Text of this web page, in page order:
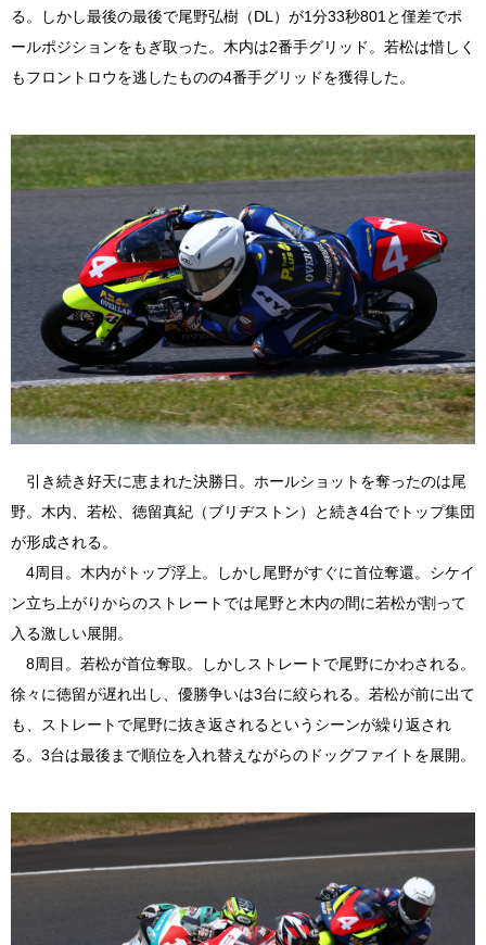
る。しかし最後の最後で尾野弘樹（DL）が1分33秒801と僅差でポ
ールポジションをもぎ取った。木内は2番手グリッド。若松は惜しく
もフロントロウを逃したものの4番手グリッドを獲得した。
引き続き好天に恵まれた決勝日。ホールショットを奪ったのは尾
野。木内、若松、徳留真紀（ブリヂストン）と続き4台でトップ集団
が形成される。
4周目。木内がトップ浮上。しかし尾野がすぐに首位奪還。シケイ
ン立ち上がりからのストレートでは尾野と木内の間に若松が割って
入る激しい展開。
8周目。若松が首位奪取。しかしストレートで尾野にかわされる。
徐々に徳留が遅れ出し、優勝争いは3台に絞られる。若松が前に出て
も、ストレートで尾野に抜き返されるというシーンが繰り返され
る。3台は最後まで順位を入れ替えながらのドッグファイトを展開。